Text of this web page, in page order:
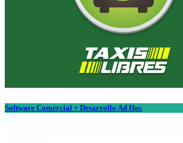
Software Comercial + Desarrollo Ad Hoc